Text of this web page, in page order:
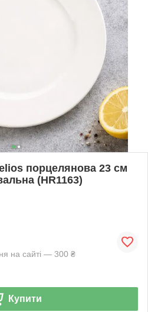
порцелянова 23 см
(HR1163)
на сайті — 300 ₴
Купити